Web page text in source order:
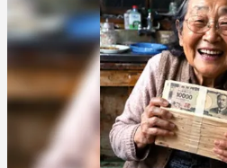
福田麻貴 コメント
◆ドラマの印象について
一見ポップでありつつも、“これ
よね？”と思うような赤裸々な部